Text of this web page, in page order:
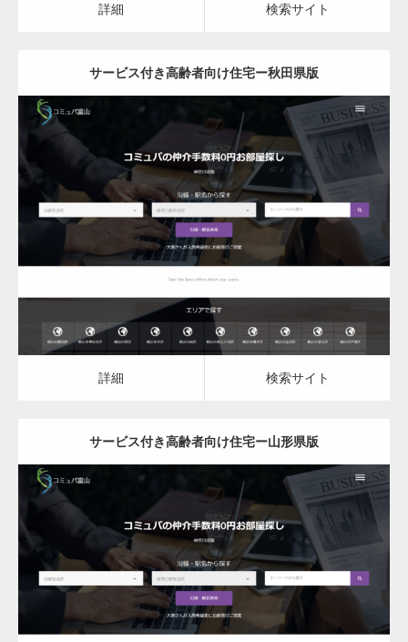
詳細 検索サイト
サービス付き高齢者向け住宅ー秋田県版
更新日： 2023.03.09
サービス付き高齢者向け住宅
詳細 検索サイト
詳細 検索サイト
サービス付き高齢者向け住宅ー山形県版
更新日： 2023.03.09
サービス付き高齢者向け住宅
詳細 検索サイト